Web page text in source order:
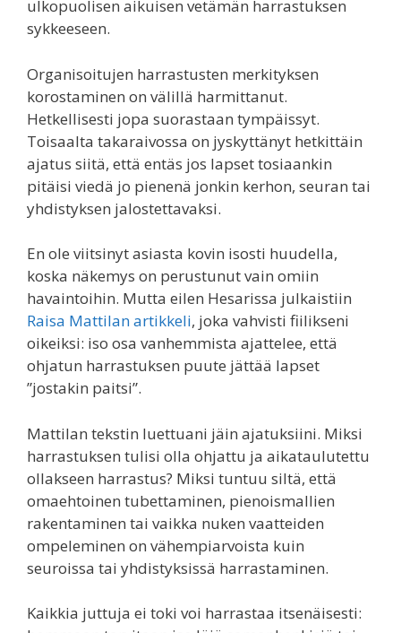
ulkopuolisen aikuisen vetämän harrastuksen
sykkeeseen.
Organisoitujen harrastusten merkityksen
korostaminen on välillä harmittanut.
Hetkellisesti jopa suorastaan tympäissyt.
Toisaalta takaraivossa on jyskyttänyt hetkittäin
ajatus siitä, että entäs jos lapset tosiaankin
pitäisi viedä jo pienenä jonkin kerhon, seuran tai
yhdistyksen jalostettavaksi.
En ole viitsinyt asiasta kovin isosti huudella,
koska näkemys on perustunut vain omiin
havaintoihin. Mutta eilen Hesarissa julkaistiin
Raisa Mattilan artikkeli, joka vahvisti fiilikseni
oikeiksi: iso osa vanhemmista ajattelee, että
ohjatun harrastuksen puute jättää lapset
”jostakin paitsi”.
Mattilan tekstin luettuani jäin ajatuksiini. Miksi
harrastuksen tulisi olla ohjattu ja aikataulutettu
ollakseen harrastus? Miksi tuntuu siltä, että
omaehtoinen tubettaminen, pienoismallien
rakentaminen tai vaikka nuken vaatteiden
ompeleminen on vähempiarvoista kuin
seuroissa tai yhdistyksissä harrastaminen.
Kaikkia juttuja ei toki voi harrastaa itsenäisesti: